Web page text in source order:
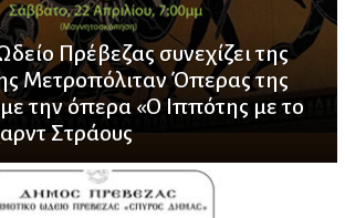
Πρέβεζας συνεχίζει της
Μετροπόλιταν Όπερας της
την όπερα «Ο Ιππότης με το
Στράους